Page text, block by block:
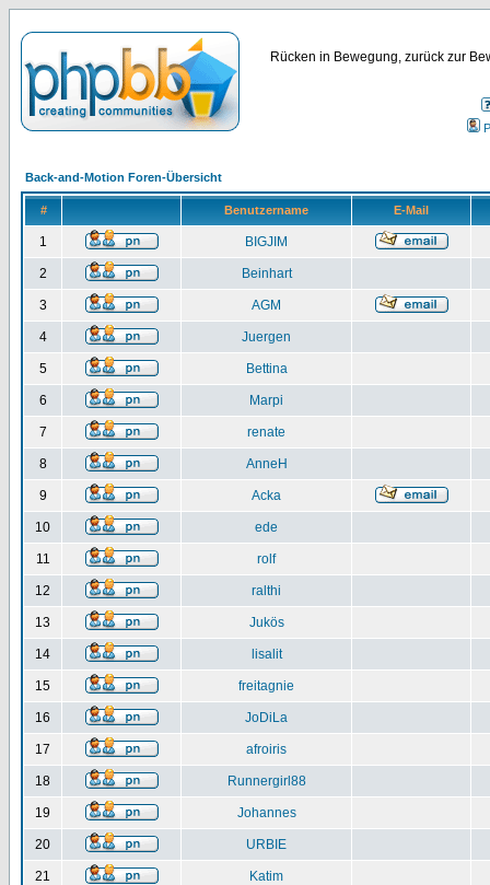
Rücken in Bewegung, zurück zur
Back-and-Motion Foren-Übersicht
# Benutzername E-Mail
1 BIGJIM
2 Beinhart
3 AGM
4 Juergen
5 Bettina
6 Marpi
7 renate
8 AnneH
9 Acka
10 ede
11 rolf
12 ralthi
13 Jukös
14 lisalit
15 freitagnie
16 JoDiLa
17 afroiris
18 Runnergirl88
19 Johannes
20 URBIE
21 Katim